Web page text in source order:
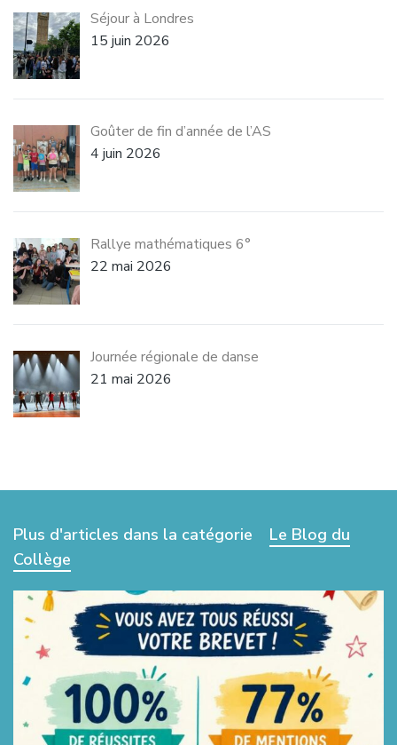
Séjour à Londres
15 juin 2026
Goûter de fin d’année de l’AS
4 juin 2026
Rallye mathématiques 6°
22 mai 2026
Journée régionale de danse
21 mai 2026
Plus d'articles dans la catégorie
Le Blog du
Collège